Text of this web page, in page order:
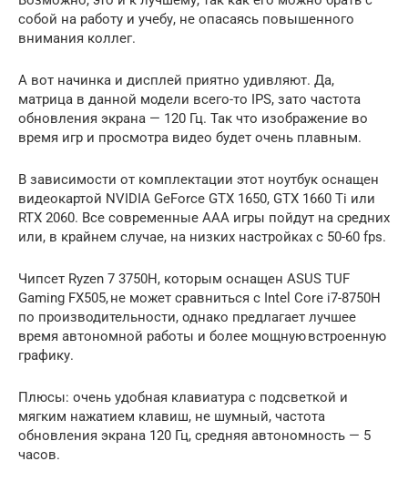
собой на работу и учебу, не опасаясь повышенного
внимания коллег.
А вот начинка и дисплей приятно удивляют. Да,
матрица в данной модели всего-то IPS, зато частота
обновления экрана — 120 Гц. Так что изображение во
время игр и просмотра видео будет очень плавным.
В зависимости от комплектации этот ноутбук оснащен
видеокартой NVIDIA GeForce GTX 1650, GTX 1660 Ti или
RTX 2060. Все современные ААА игры пойдут на средних
или, в крайнем случае, на низких настройках с 50-60 fps.
Чипсет Ryzen 7 3750H, которым оснащен ASUS TUF
Gaming FX505, не может сравниться с Intel Core i7-8750H
по производительности, однако предлагает лучшее
время автономной работы и более мощную встроенную
графику.
Плюсы: очень удобная клавиатура с подсветкой и
мягким нажатием клавиш, не шумный, частота
обновления экрана 120 Гц, средняя автономность — 5
часов.